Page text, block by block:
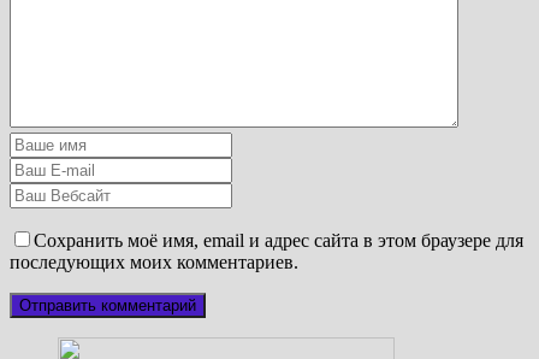
Сохранить моё имя, email и адрес сайта в этом браузере для
последующих моих комментариев.